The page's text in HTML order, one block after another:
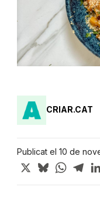
CRIAR.CAT
Publicat el 10 de
X Bluesky